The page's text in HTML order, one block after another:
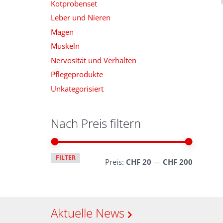
Kotprobenset
Leber und Nieren
Magen
Muskeln
Nervosität und Verhalten
Pflegeprodukte
Unkategorisiert
Nach Preis filtern
FILTER Preis: CHF 20 — CHF 200
Aktuelle News